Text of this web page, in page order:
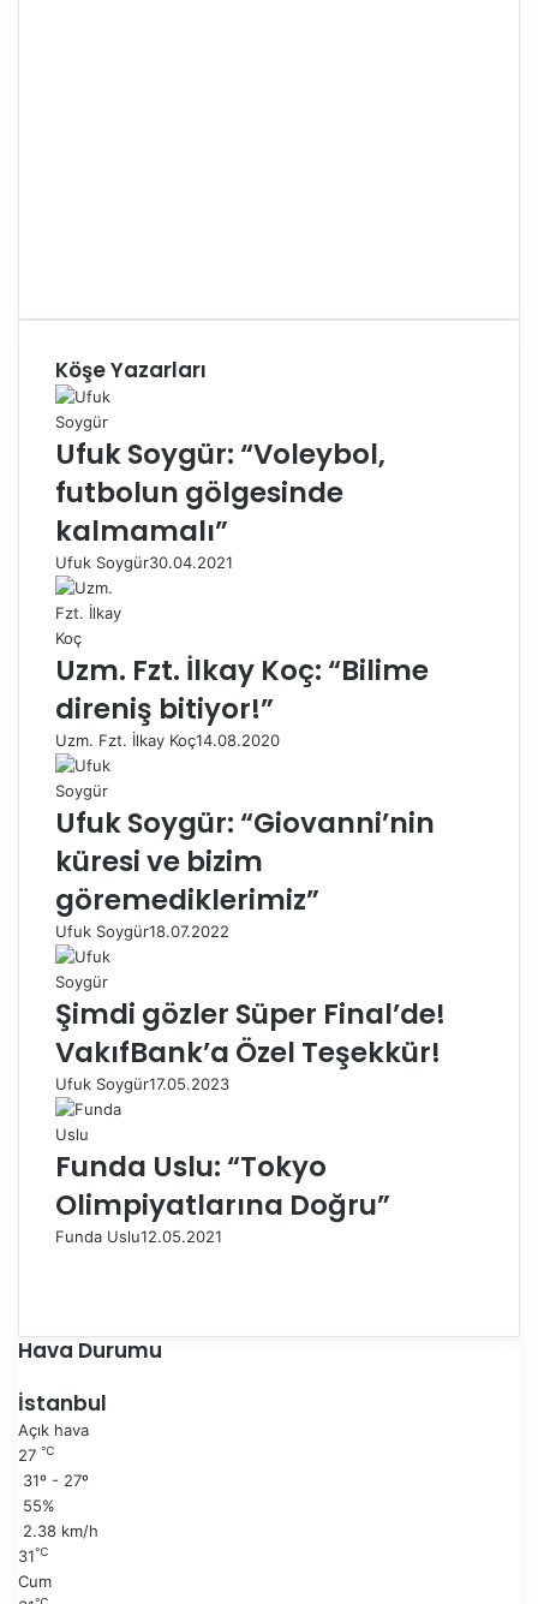
Köşe Yazarları
Ufuk Soygür: “Voleybol,
futbolun gölgesinde
kalmamalı”
Ufuk Soygür30.04.2021
Uzm. Fzt. İlkay Koç: “Bilime
direniş bitiyor!”
Uzm. Fzt. İlkay Koç14.08.2020
Ufuk Soygür: “Giovanni’nin
küresi ve bizim
göremediklerimiz”
Ufuk Soygür18.07.2022
Şimdi gözler Süper Final’de!
VakıfBank’a Özel Teşekkür!
Ufuk Soygür17.05.2023
Funda Uslu: “Tokyo
Olimpiyatlarına Doğru”
Funda Uslu12.05.2021
e
k
s
a
n
k
i
f
Hava Durumu
İstanbul
Açık hava
27 ℃
31º - 27º
55%
2.38 km/h
31℃
Cum